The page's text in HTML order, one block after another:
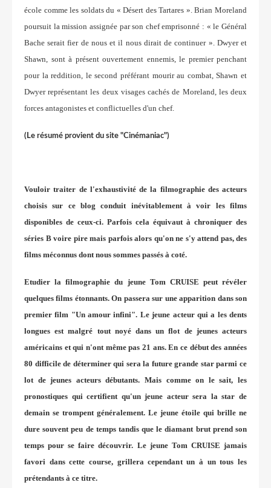
école comme les soldats du « Désert des Tartares ». Brian Moreland
poursuit la mission assignée par son chef emprisonné : « le Général
Bache serait fier de nous et il nous dirait de continuer ». Dwyer et
Shawn, sont à présent ouvertement ennemis, le premier penchant
pour la reddition, le second préférant mourir au combat, Shawn et
Dwyer représentant les deux visages cachés de Moreland, les deux
forces antagonistes et conflictuelles d'un chef.
(Le résumé provient du site "Cinémaniac")
Vouloir traiter de l'exhaustivité de la filmographie des acteurs
choisis sur ce blog conduit inévitablement à voir les films
disponibles de ceux-ci. Parfois cela équivaut à chroniquer des
séries B voire pire mais parfois alors qu'on ne s'y attend pas, des
films méconnus dont nous sommes passés à coté.
Etudier la filmographie du jeune Tom CRUISE peut révéler
quelques films étonnants. On passera sur une apparition dans son
premier film "Un amour infini". Le jeune acteur qui a les dents
longues est malgré tout noyé dans un flot de jeunes acteurs
américains et qui n'ont même pas 21 ans. En ce début des années
80 difficile de déterminer qui sera la future grande star parmi ce
lot de jeunes acteurs débutants. Mais comme on le sait, les
pronostiques qui certifient qu'un jeune acteur sera la star de
demain se trompent généralement. Le jeune étoile qui brille ne
dure souvent peu de temps tandis que le diamant brut prend son
temps pour se faire découvrir. Le jeune Tom CRUISE jamais
favori dans cette course, grillera cependant un à un tous les
prétendants à ce titre.